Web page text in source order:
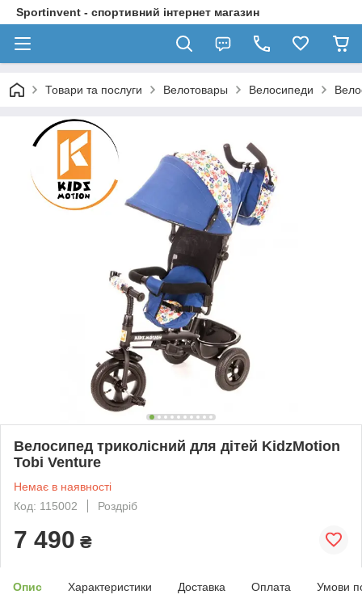
Sportinvent - спортивний інтернет магазин
Товари та послуги Велотовары Велосипеди
Велосипед триколісний для дітей KidzMotion
Tobi Venture
Немає в наявності
Код: 115002
Роздріб
7 490 ₴
Опис Характеристики Доставка Оплата Умови